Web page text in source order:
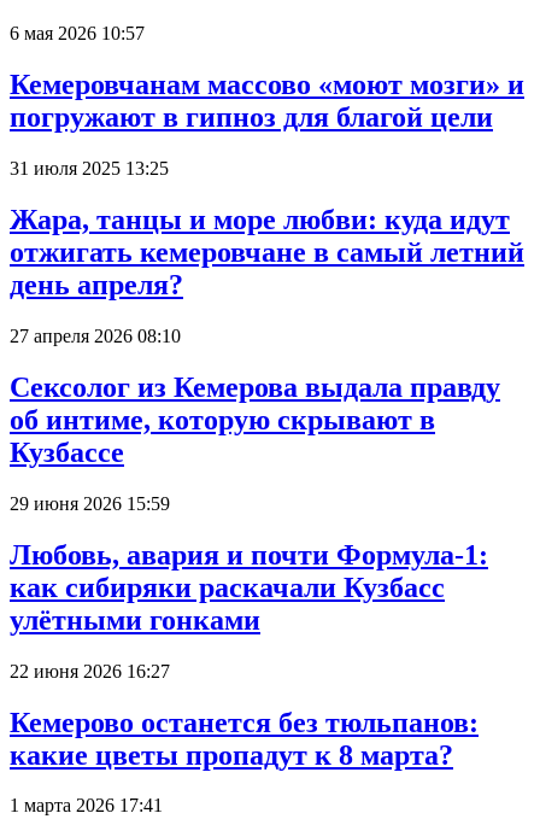
6 мая 2026 10:57
Кемеровчанам массово «моют мозги» и
погружают в гипноз для благой цели
31 июля 2025 13:25
Жара, танцы и море любви: куда идут
отжигать кемеровчане в самый летний
день апреля?
27 апреля 2026 08:10
Сексолог из Кемерова выдала правду
об интиме, которую скрывают в
Кузбассе
29 июня 2026 15:59
Любовь, авария и почти Формула-1:
как сибиряки раскачали Кузбасс
улётными гонками
22 июня 2026 16:27
Кемерово останется без тюльпанов:
какие цветы пропадут к 8 марта?
1 марта 2026 17:41